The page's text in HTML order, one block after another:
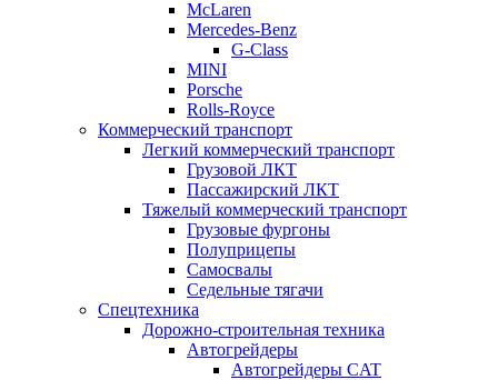
McLaren
Mercedes-Benz
G-Class
MINI
Porsche
Rolls-Royce
Коммерческий транспорт
Легкий коммерческий транспорт
Грузовой ЛКТ
Пассажирский ЛКТ
Тяжелый коммерческий транспорт
Грузовые фургоны
Полуприцепы
Самосвалы
Седельные тягачи
Спецтехника
Дорожно-строительная техника
Автогрейдеры
Автогрейдеры CAT